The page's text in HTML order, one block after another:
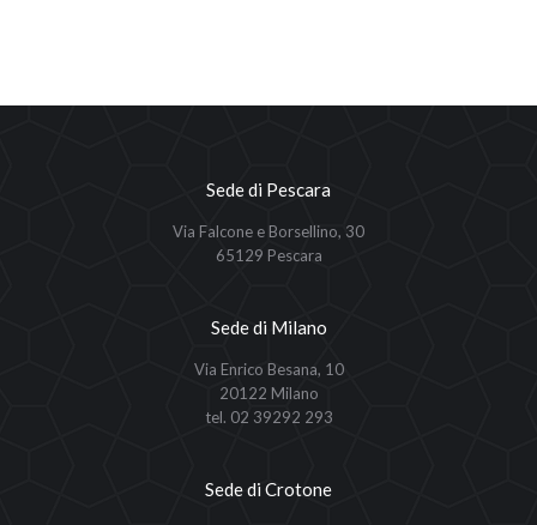
Sede di Pescara
Via Falcone e Borsellino, 30
65129 Pescara
Sede di Milano
Via Enrico Besana, 10
20122 Milano
tel. 02 39292 293
Sede di Crotone